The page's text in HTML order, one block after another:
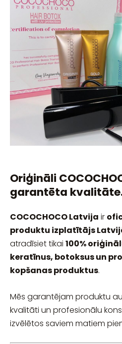
Oriģināli
garantēta
COCOCHOCO Latvija ir
produktu izplatītājs
atradīsiet tikai 100%
keratīnus, botoksus un
kopšanas produktus.
Mēs garantējam produktu
kvalitāti un profesionālu
izvēlētos saviem matiem